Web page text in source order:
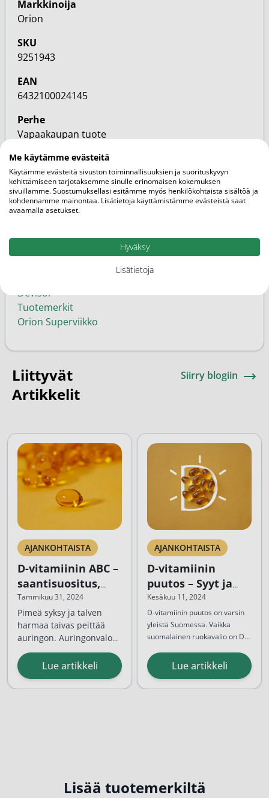
Markkinoija
Orion
SKU
9251943
EAN
6432100024145
Perhe
Vapaakaupan tuote
Ominaisuudet
Kotimainen
Vahvuus d-vitamiini (µg)
20
Kategoriat
Devisol
Tuotemerkit
Orion Superviikko
Liittyvät
Artikkelit
Siirry blogiin
AJANKOHTAISTA
D-vitamiinin ABC –
saantisuositus,
annostus ja hyödyt
Tammikuu 31, 2024
Pimeä syksy ja talven
harmaa taivas peittää
auringon. Auringonvalo
on tärkeä, mutta meille
pohjolassa asuville
harvoin annosteltu D-
vitamiinin lähde. Etenkin
Auringonvalon...
Lue artikkeli
AJANKOHTAISTA
D-vitamiinin
puutos – Syyt ja
hoito
Kesäkuu 11, 2024
D-vitamiinin puutos on varsin
yleistä Suomessa. Vaikka
suomalainen ruokavalio on D-
tärkein lähde eli auringonvalo
talvikaudella hyvin vähäiseksi.
Lue artikkeli
Lisää tuotemerkiltä
Me käytämme evästeitä
Käytämme evästeitä sivuston toiminnallisuuksien ja suorituskyvyn
kehittämiseen tarjotaksemme sinulle erinomaisen kokemuksen
sivuillamme. Suostumuksellasi esitämme myös henkilökohtaista sisältöä ja
kohdennamme mainontaa. Lisätietoja käyttämistämme evästeistä saat
avaamalla asetukset.
Hyväksy
Lisätietoja